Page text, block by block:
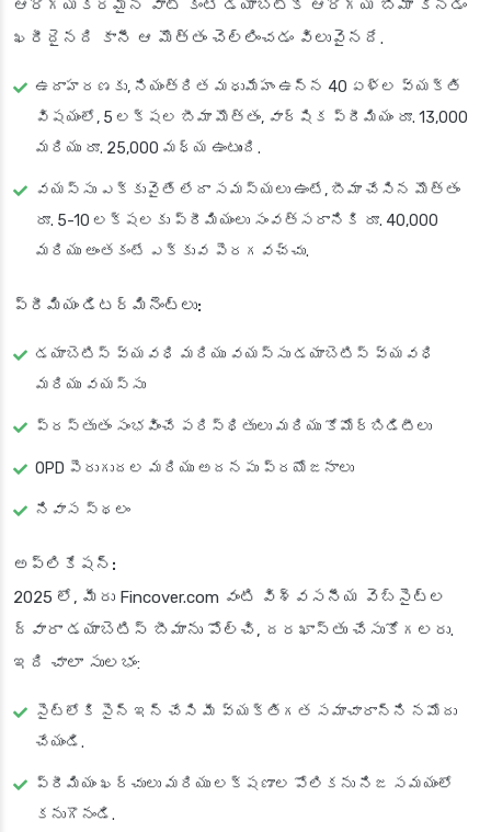
ఆరోగ్యకరమైన వాటి కంటే డయాబెటిక్ ఆరోగ్య బీమా కొనడం
ఖరీదైనది కానీ ఆ మొత్తం చెల్లించడం విలువైనదే.
ఉదాహరణకు, నియంత్రిత మధుమేహం ఉన్న 40 ఏళ్ల వ్యక్తి
విషయంలో, 5 లక్షల బీమా మొత్తం, వార్షిక ప్రీమియం రూ. 13,000
మరియు రూ. 25,000 మధ్య ఉంటుంది.
వయస్సు ఎక్కువైతే లేదా సమస్యలు ఉంటే, బీమా చేసిన మొత్తం
రూ. 5-10 లక్షలకు ప్రీమియంలు సంవత్సరానికి రూ. 40,000
మరియు అంతకంటే ఎక్కువ పెరగవచ్చు.
ప్రీమియం డిటర్మినెంట్లు:
డయాబెటిస్ వ్యవధి మరియు వయస్సు డయాబెటిస్ వ్యవధి
మరియు వయస్సు
ప్రస్తుతం సంభవించే పరిస్థితులు మరియు కోమోర్బిడిటీలు
OPD పెరుగుదల మరియు అదనపు ప్రయోజనాలు
నివాస స్థలం
అప్లికేషన్:
2025 లో, మీరు Fincover.com వంటి విశ్వసనీయ వెబ్‌సైట్‌ల
ద్వారా డయాబెటిస్ బీమాను పోల్చి, దరఖాస్తు చేసుకోగలరు.
ఇది చాలా సులభం:
సైట్‌లోకి సైన్ ఇన్ చేసి మీ వ్యక్తిగత సమాచారాన్ని నమోదు
చేయండి.
ప్రీమియం ఖర్చులు మరియు లక్షణాల పోలికను నిజ సమయంలో
కనుగొనండి.